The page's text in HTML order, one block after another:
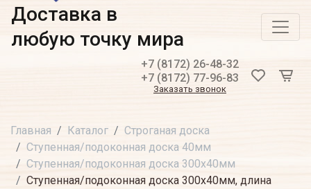
Доставка в
любую точку мира
+7 (8172) 26-48-32
+7 (8172) 77-96-83
Заказать звонок
Главная Каталог
Строганая доска
Ступенная/подоконная доска 40мм
Ступенная/подоконная доска 300х40мм
Ступенная/подоконная доска 300х40мм, длина